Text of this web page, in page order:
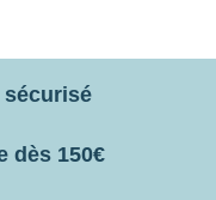
sécurisé
dès 150€